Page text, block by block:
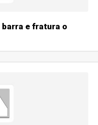
e fratura o